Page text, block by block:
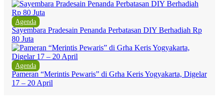
Agenda
Sayembara Pradesain Penanda Perbatasan DIY Berhadiah Rp
80 Juta
Agenda
Pameran “Merintis Pewaris” di Grha Keris Yogyakarta, Digelar
17 – 20 April